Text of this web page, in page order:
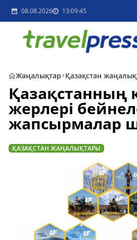
08.08.2026 13:09:45
Жаңалықтар Қазақстан
Қазақстанның
жерлері
жапсырмалар
ҚАЗАҚСТАН ЖАҢАЛЫҚТАРЫ